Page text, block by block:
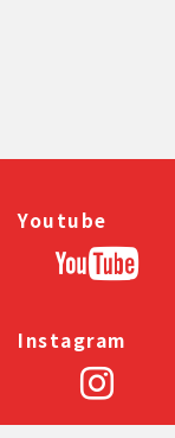
Youtube
Instagram